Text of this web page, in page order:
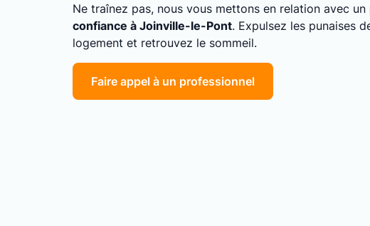
Ne traînez pas, nous vous mettons en relation avec un
confiance à Joinville-le-Pont. Expulsez les punaises
logement et retrouvez le sommeil.
Faire appel à un professionnel